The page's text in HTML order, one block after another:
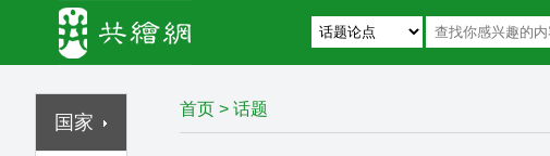
国家
首页 >话题